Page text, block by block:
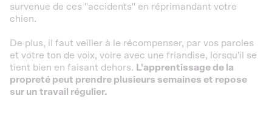
survenue de ces "accidents" en réprimandant votre
chien.
De plus, il faut veiller à le récompenser, par vos paroles
et votre ton de voix, voire avec une friandise, lorsqu'il se
tient bien en faisant dehors. L'apprentissage de la
propreté peut prendre plusieurs semaines et repose
sur un travail régulier.